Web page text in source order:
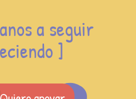
a seguir
]